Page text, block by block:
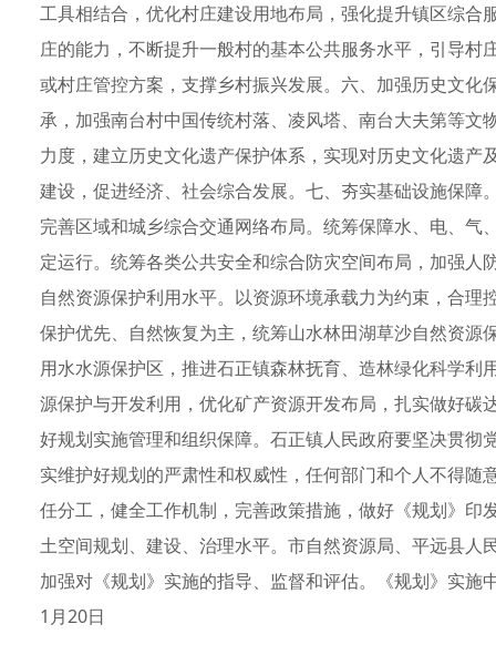
工具相结合，优化村庄建设用地布局，强化提升镇区综
庄的能力，不断提升一般村的基本公共服务水平，引导村
或村庄管控方案，支撑乡村振兴发展。六、加强历史文
承，加强南台村中国传统村落、凌风塔、南台大夫第等
力度，建立历史文化遗产保护体系，实现对历史文化遗
建设，促进经济、社会综合发展。七、夯实基础设施保
完善区域和城乡综合交通网络布局。统筹保障水、电、
定运行。统筹各类公共安全和综合防灾空间布局，加强
自然资源保护利用水平。以资源环境承载力为约束，合
保护优先、自然恢复为主，统筹山水林田湖草沙自然资
用水水源保护区，推进石正镇森林抚育、造林绿化科学
源保护与开发利用，优化矿产资源开发布局，扎实做好
好规划实施管理和组织保障。石正镇人民政府要坚决贯彻
实维护好规划的严肃性和权威性，任何部门和个人不得
任分工，健全工作机制，完善政策措施，做好《规划》
土空间规划、建设、治理水平。市自然资源局、平远县
加强对《规划》实施的指导、监督和评估。《规划》实
1月20日